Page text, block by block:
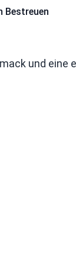
Bestreuen
und eine